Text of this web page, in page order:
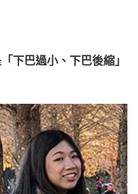
下巴過小、下巴後縮」